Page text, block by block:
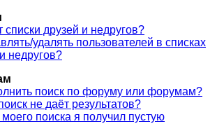
списки друзей и недругов?
удалять пользователей в списках
недругов?
поиск по форуму или форумам?
не даёт результатов?
моего поиска я получил пустую